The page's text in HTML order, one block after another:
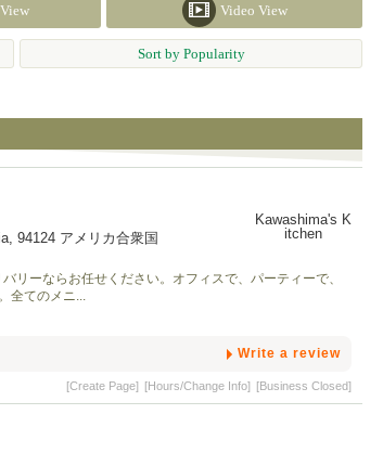
Video View
Sort by Popularity
94124 アメリカ合衆国
リーならお任せください。オフィスで、パーティーで、
全てのメニ...
Write a review
[Create Page] [Hours/Change Info] [Business Closed]